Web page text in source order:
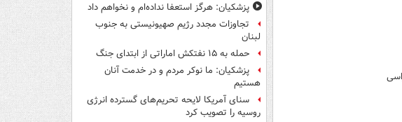
پزشکیان: هرگز استعفا نداده‌ام و نخواهم داد
تجاوزات مجدد رژیم صهیونیستی به جنوب
لبنان
حمله به ۱۵ نفتکش‌ اماراتی از ابتدای جنگ
پزشکیان: ما نوکر مردم و در خدمت آنان
هستیم
سنای آمریکا لایحه تحریم‌های گسترده انرژی
روسیه را تصویب کرد